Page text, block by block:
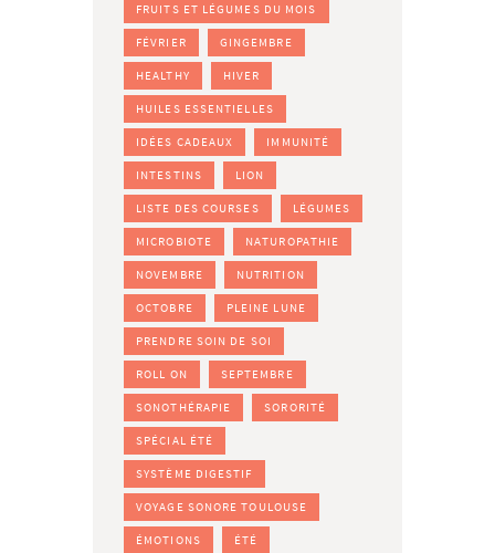
FRUITS ET LÉGUMES DU MOIS
FÉVRIER GINGEMBRE
HEALTHY HIVER
HUILES ESSENTIELLES
IDÉES CADEAUX IMMUNITÉ
INTESTINS LION
LISTE DES COURSES LÉGUMES
MICROBIOTE NATUROPATHIE
NOVEMBRE NUTRITION
OCTOBRE PLEINE LUNE
PRENDRE SOIN DE SOI
ROLL ON SEPTEMBRE
SONOTHÉRAPIE SORORITÉ
SPÉCIAL ÉTÉ
SYSTÈME DIGESTIF
VOYAGE SONORE TOULOUSE
ÉMOTIONS ÉTÉ